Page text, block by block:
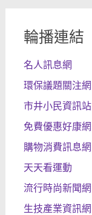
輪播連結
名人訊息網
環保議題關注網
市井小民資訊站
免費優惠好康網
購物消費訊息網
天天看運動
流行時尚新聞網
生技產業資訊網